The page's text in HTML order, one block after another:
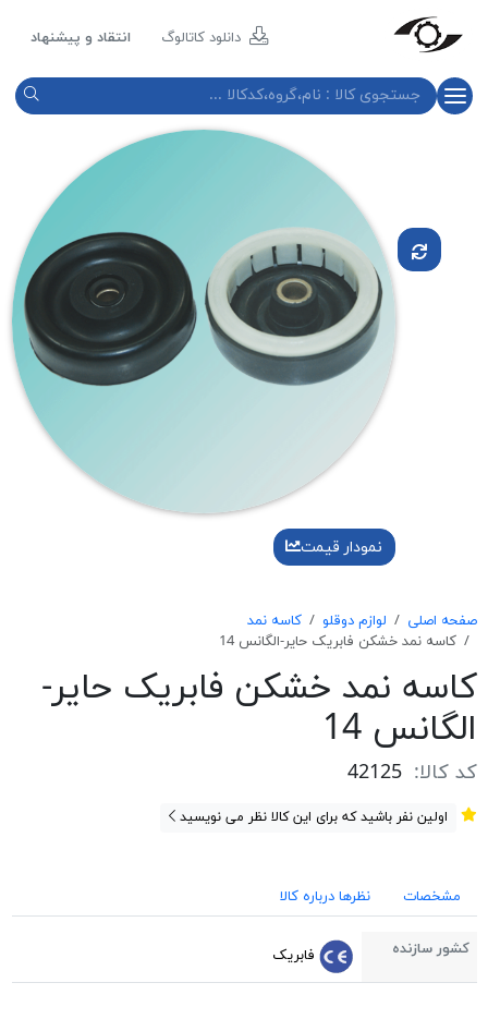
دانلود کاتالوگ انتقاد و پیشنهاد
نمودار قیمت
صفحه اصلی لوازم دوقلو
کاسه نمد
کاسه نمد خشکن فابریک حایر-الگانس 14
کاسه نمد خشکن فابریک حایر-
الگانس 14
کد کالا: 42125
اولین نفر باشید که برای این کالا نظر می نویسید
مشخصات نظرها درباره کالا
کشور سازنده فابریک